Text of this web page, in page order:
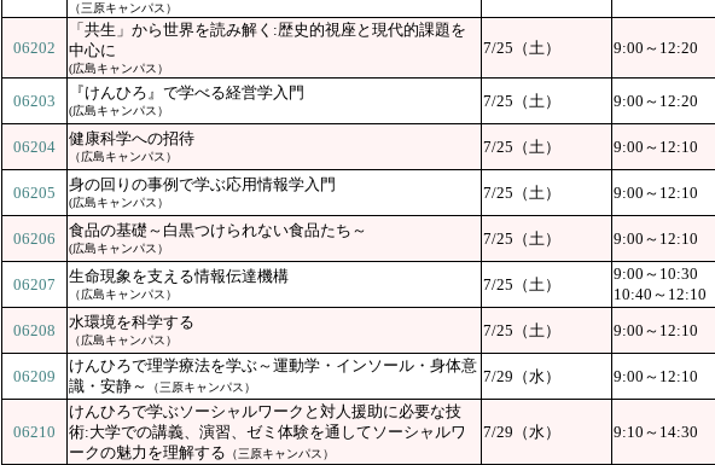
（三原キャンパス）
06202
「共生」から世界を読み解く:歴史的視座と現代的課題を
中心に
(広島キャンパス）
7/25（土） 9:00～12:20
06203 『けんひろ』で学べる経営学入門
(広島キャンパス）
7/25（土） 9:00～12:20
06204 健康科学への招待
（広島キャンパス）
7/25（土） 9:00～12:10
06205 身の回りの事例で学ぶ応用情報学入門
(広島キャンパス）
7/25（土） 9:00～12:10
06206 食品の基礎～白黒つけられない食品たち～
(広島キャンパス）
7/25（土） 9:00～12:10
06207 生命現象を支える情報伝達機構
（広島キャンパス）
7/25（土）
9:00～10:30
10:40～12:10
06208 水環境を科学する
（広島キャンパス）
7/25（土） 9:00～12:10
06209
けんひろで理学療法を学ぶ～運動学・インソール・身体意
識・安静～
（三原キャンパス）
7/29（水） 9:00～12:10
06210
けんひろで学ぶソーシャルワークと対人援助に必要な技
術:大学での講義、演習、ゼミ体験を通してソーシャルワ
ークの魅力を理解する （三原キャンパス）
7/29（水） 9:10～14:30